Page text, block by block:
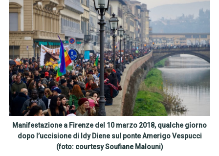
Manifestazione a Firenze del 10 marzo 2018, qualche giorno
dopo l’uccisione di Idy Diene sul ponte Amerigo Vespucci
(foto: courtesy Soufiane Malouni)